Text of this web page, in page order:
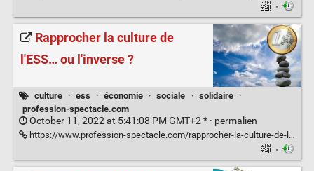
·
Rapprocher la culture de
l'ESS… ou l'inverse ?
culture · ess · économie · sociale · solidaire
·
profession-spectacle.com
October 11, 2022 at 5:41:08 PM GMT+2 * · permalien
https://www.profession-spectacle.com/rapprocher-la-culture-de-less-ou-linverse/
·